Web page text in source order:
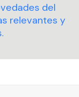
del
relevantes y